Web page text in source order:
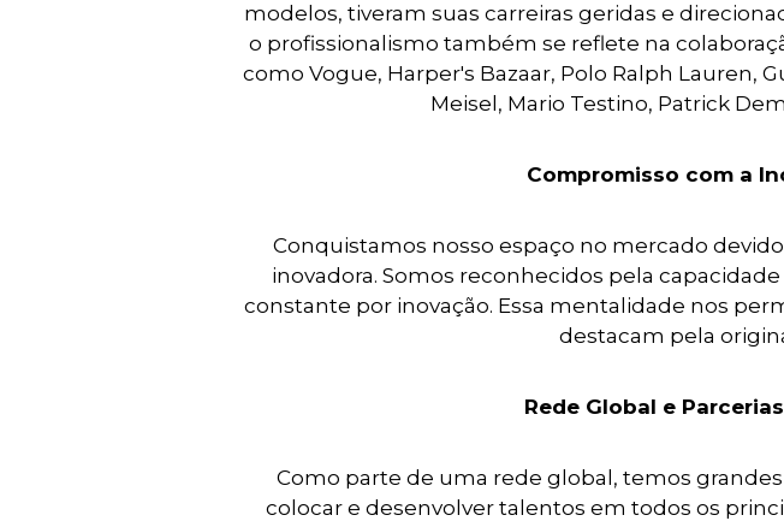
modelos, tiveram suas carreiras geridas e
o profissionalismo também se reflete na
como Vogue, Harper's Bazaar, Polo Ralph Lauren,
Meisel, Mario Testino, Patrick
Compromisso com a
Conquistamos nosso espaço no mercado
inovadora. Somos reconhecidos pela
constante por inovação. Essa mentalidade nos
destacam pela
Rede Global e
Como parte de uma rede global, temos
colocar e desenvolver talentos em todos os